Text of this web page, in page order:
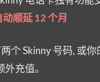
动顺延 12 个月
个 Skinny 号码, 或
充值。